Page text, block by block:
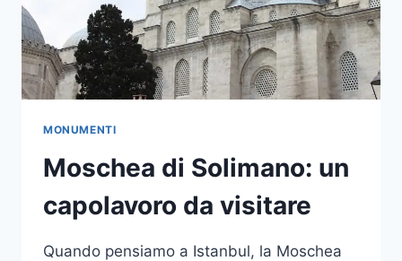
MONUMENTI
Moschea di Solimano: un
capolavoro da visitare
Quando pensiamo a Istanbul, la Moschea